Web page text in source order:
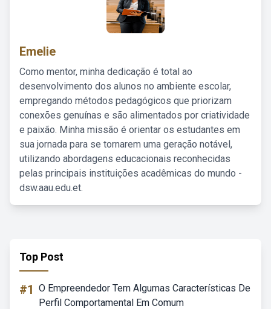
Emelie
Como mentor, minha dedicação é total ao
desenvolvimento dos alunos no ambiente escolar,
empregando métodos pedagógicos que priorizam
conexões genuínas e são alimentados por criatividade
e paixão. Minha missão é orientar os estudantes em
sua jornada para se tornarem uma geração notável,
utilizando abordagens educacionais reconhecidas
pelas principais instituições acadêmicas do mundo -
dsw.aau.edu.et.
Top Post
#1 O Empreendedor Tem Algumas Características De
Perfil Comportamental Em Comum